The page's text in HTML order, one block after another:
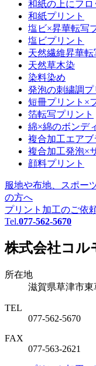
和紙の上にフロ
和紙プリント
塩ビ×昇華転写
塩ビプリント
天然繊維昇華転
天然草木染
染料染め
発泡の刺繍調プ
短冊プリント×
箔転写プリント
綿×綿のボンデ
複合加工エアブ
複合加工発泡×
顔料プリント
服地や布地、スポー
の方へ
プリント加工のご依
Tel.077-562-5670
株式会社コル
所在地
滋賀県草津市東
TEL
077-562-5670
FAX
077-563-2621